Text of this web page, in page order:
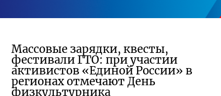
Массовые зарядки, квесты,
фестивали ГТО: при участии
активистов «Единой России» в
регионах отмечают День
физкультурника